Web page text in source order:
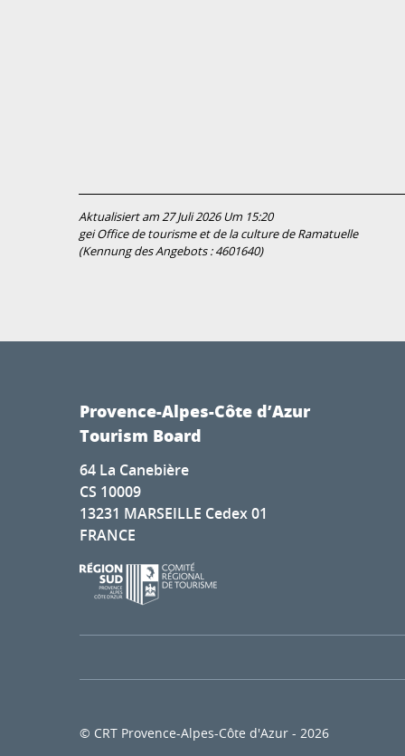
Aktualisiert am 27 Juli 2026 Um 15:20
gei Office de tourisme et de la culture de Ramatuelle
(Kennung des Angebots :4601640)
Provence-Alpes-Côte d’Azur
Tourism Board
64 La Canebière
CS 10009
13231 MARSEILLE Cedex 01
FRANCE
© CRT Provence-Alpes-Côte d'Azur - 2026